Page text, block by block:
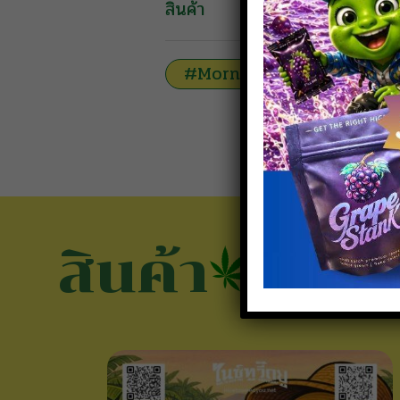
สินค้า
#MorningTime
สินค้า